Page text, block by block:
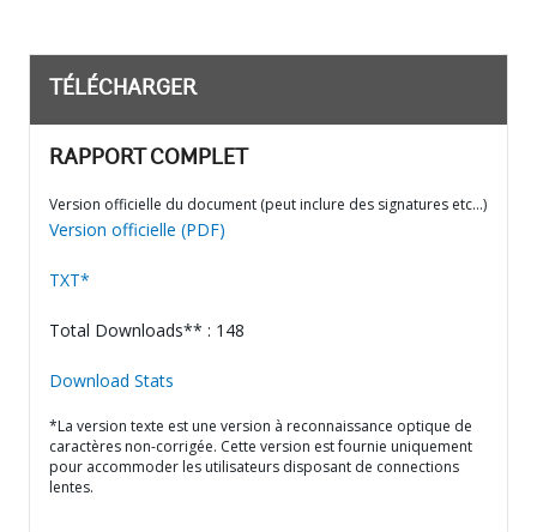
TÉLÉCHARGER
RAPPORT COMPLET
Version officielle du document (peut inclure des signatures etc…)
Version officielle (PDF)
TXT*
Total Downloads** : 148
Download Stats
*La version texte est une version à reconnaissance optique de
caractères non-corrigée. Cette version est fournie uniquement
pour accommoder les utilisateurs disposant de connections
lentes.